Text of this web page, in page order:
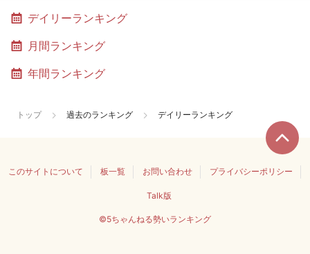
デイリーランキング
月間ランキング
年間ランキング
トップ 過去のランキング デイリーランキング
このサイトについて 板一覧 お問い合わせ プライバシーポリシー
Talk版
©5ちゃんねる勢いランキング